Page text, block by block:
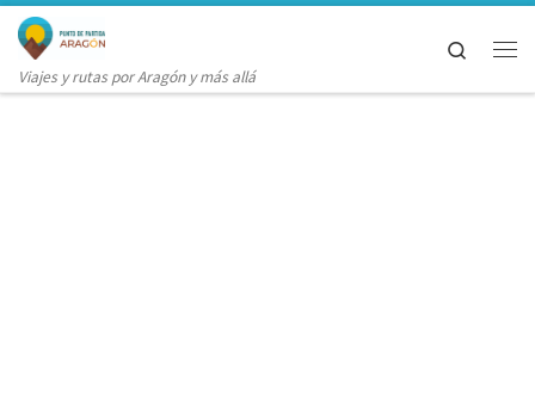
Saltar al contenido
Viajes y rutas por Aragón y más allá
Search